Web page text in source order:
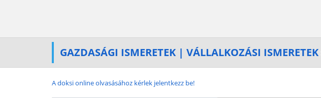
GAZDASÁGI ISMERETEK | VÁLLALKOZÁSI ISMERETEK
A doksi online olvasásához kérlek jelentkezz be!